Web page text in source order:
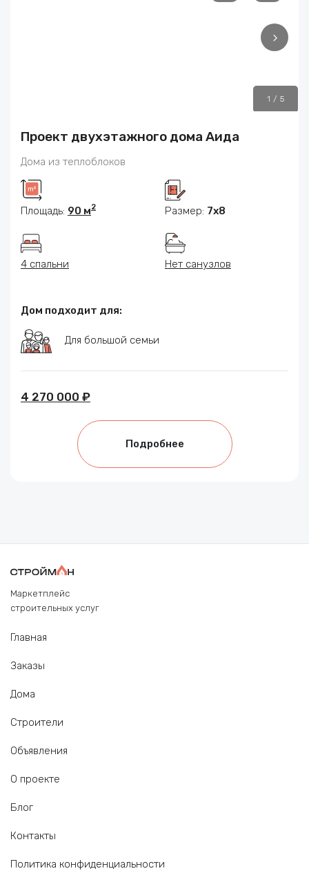
1 / 5
Проект двухэтажного дома Аида
Дома из теплоблоков
Площадь: 90 м2 Размер: 7x8
4 спальни Нет санузлов
Дом подходит для:
Для большой семьи
4 270 000 ₽
Подробнее
Маркетплейс
строительных услуг
Главная
Заказы
Дома
Строители
Объявления
О проекте
Блог
Контакты
Политика конфиденциальности